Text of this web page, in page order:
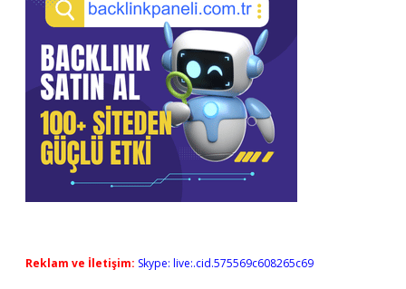
Reklam ve İletişim: Skype: live:.cid.575569c608265c69